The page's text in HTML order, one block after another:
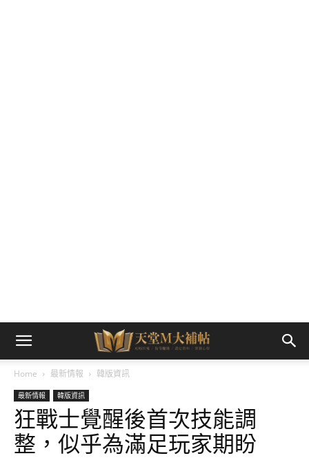
Home 最新情報 韓版資訊
最新情報 韓版資訊
狂戰士覺醒後首次技能調
整，似乎為滿足玩家期盼